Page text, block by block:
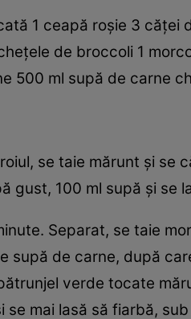
1 ceapă roşie 3
de broccoli 1
500 ml supă de carne
se taie mărunt şi se
gust, 100 ml supă şi se
Separat, se taie
supă de carne, după
verde tocate
se mai lasă să fiarbă,